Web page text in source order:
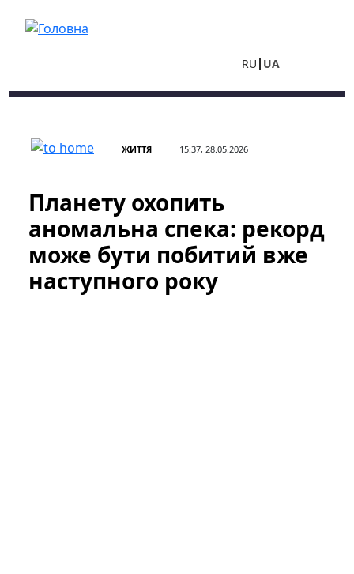
RU UA
ЖИТТЯ 15:37, 28.05.2026
Планету охопить
аномальна спека: рекорд
може бути побитий вже
наступного року